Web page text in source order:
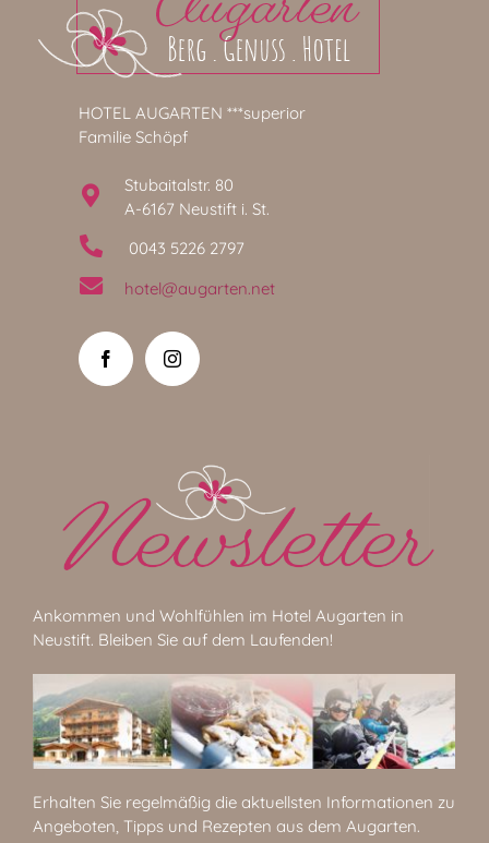
HOTEL AUGARTEN ***superior
Familie Schöpf
Stubaitalstr. 80
A-6167 Neustift i. St.
0043 5226 2797
hotel@augarten.net
Ankommen und Wohlfühlen im Hotel Augarten in
Neustift. Bleiben Sie auf dem Laufenden!
Erhalten Sie regelmäßig die aktuellsten Informationen zu
Angeboten, Tipps und Rezepten aus dem Augarten.